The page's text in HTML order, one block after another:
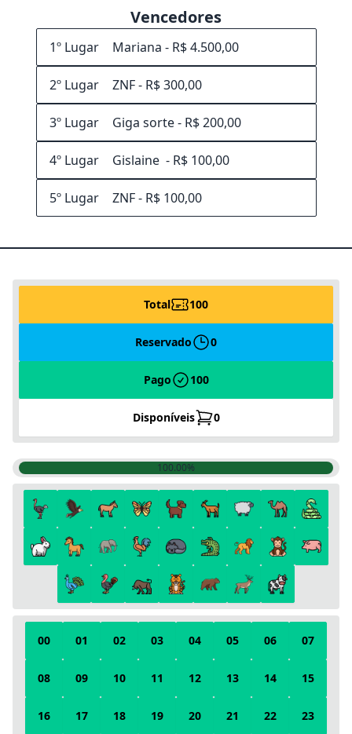
Vencedores
1º Lugar
2º Lugar
3º Lugar
4º Lugar
5º Lugar
Total 100
Reservado 0
Pago 100
Disponíveis 0
100.00%
00 01 02 03 04 05 06 07
08 09 10 11 12 13 14 15
16 17 18 19 20 21 22 23